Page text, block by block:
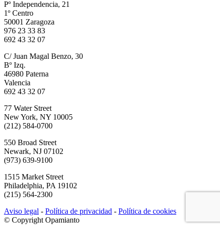
Pº Independencia, 21
1º Centro
50001 Zaragoza
976 23 33 83
692 43 32 07
C/ Juan Magal Benzo, 30
Bº Izq.
46980 Paterna
Valencia
692 43 32 07
77 Water Street
New York, NY 10005
(212) 584-0700
550 Broad Street
Newark, NJ 07102
(973) 639-9100
1515 Market Street
Philadelphia, PA 19102
(215) 564-2300
Aviso legal - Política de privacidad - Política de cookies
© Copyright Opamianto